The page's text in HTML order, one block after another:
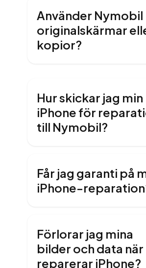
Använder Nymobil
originalskärmar
kopior?
Hur skickar jag min
iPhone för
till Nymobil?
Får jag garanti på
iPhone-
Förlorar jag mina
bilder och data när
reparerar iPhone?